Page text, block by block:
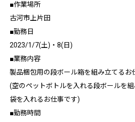
■作業場所
古河市上片田
■勤務日
2023/1/7(土)・8(日)
■業務内容
製品梱包用の段ボール箱を組み立てるお
(空のペットボトルを入れる段ボールを
袋を入れるお仕事です)
■勤務時間